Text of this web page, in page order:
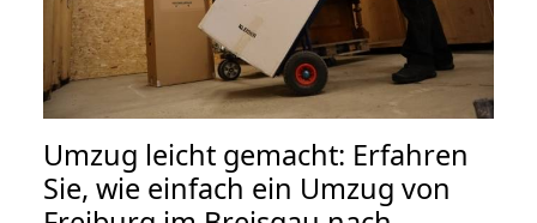
Umzug leicht gemacht: Erfahren
Sie, wie einfach ein Umzug von